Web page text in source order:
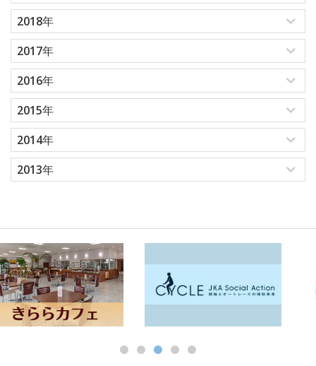
2018年
2017年
2016年
2015年
2014年
2013年